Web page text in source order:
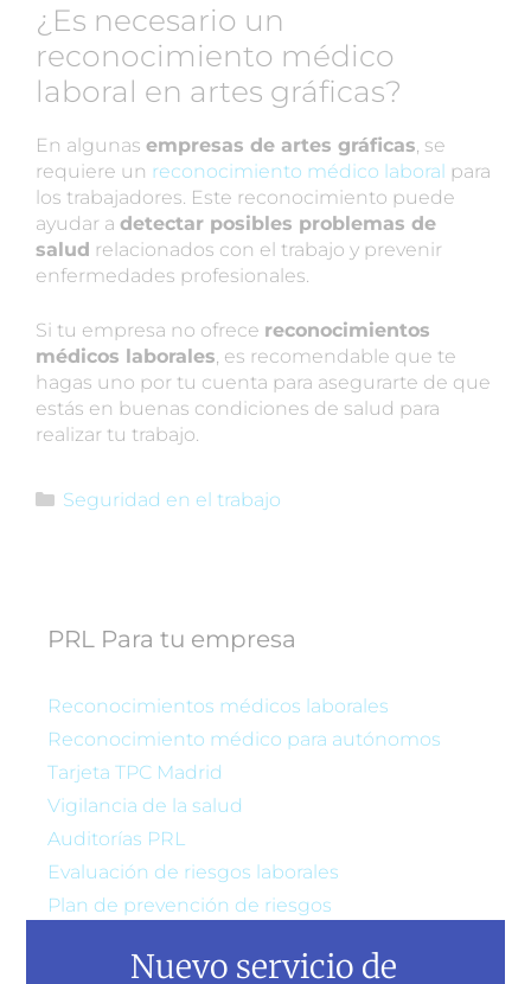
¿Es necesario un
reconocimiento médico
laboral en artes gráficas?
En algunas empresas de artes gráficas, se
requiere un reconocimiento médico laboral para
los trabajadores. Este reconocimiento puede
ayudar a detectar posibles problemas de
salud relacionados con el trabajo y prevenir
enfermedades profesionales.
Si tu empresa no ofrece reconocimientos
médicos laborales, es recomendable que te
hagas uno por tu cuenta para asegurarte de que
estás en buenas condiciones de salud para
realizar tu trabajo.
Seguridad en el trabajo
PRL Para tu empresa
Reconocimientos médicos laborales
Reconocimiento médico para autónomos
Tarjeta TPC Madrid
Vigilancia de la salud
Auditorías PRL
Evaluación de riesgos laborales
Plan de prevención de riesgos
Nuevo servicio de